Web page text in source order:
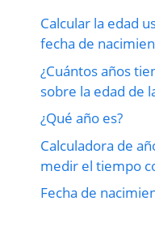
Calcular la edad
fecha de
¿Cuántos años
sobre la edad de
¿Qué año es?
Calculadora de
medir el tiempo
Fecha de